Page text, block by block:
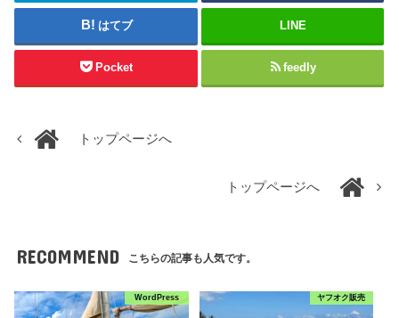
はてブ LINE
Pocket feedly
トップページへ
トップページへ
RECOMMEND こちらの記事も人気です。
WordPress ヤフオク販売